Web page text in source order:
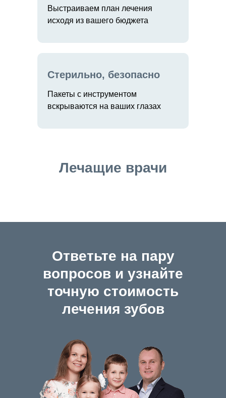
Выстраиваем план лечения
исходя из вашего бюджета
Стерильно, безопасно
Пакеты с инструментом
вскрываются на ваших глазах
Лечащие врачи
Ответьте на пару
вопросов и узнайте
точную стоимость
лечения зубов